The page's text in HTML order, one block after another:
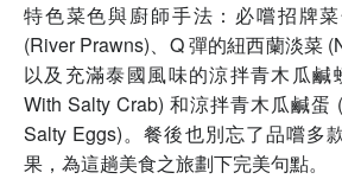
特色菜色與廚師手法：必嚐招牌
(River Prawns)、Q 彈的紐西蘭淡菜
以及充滿泰國風味的涼拌青木瓜鹹
With Salty Crab) 和涼拌青木瓜鹹蛋
Salty Eggs)。餐後也別忘了品嚐多
果，為這趟美食之旅劃下完美句點。